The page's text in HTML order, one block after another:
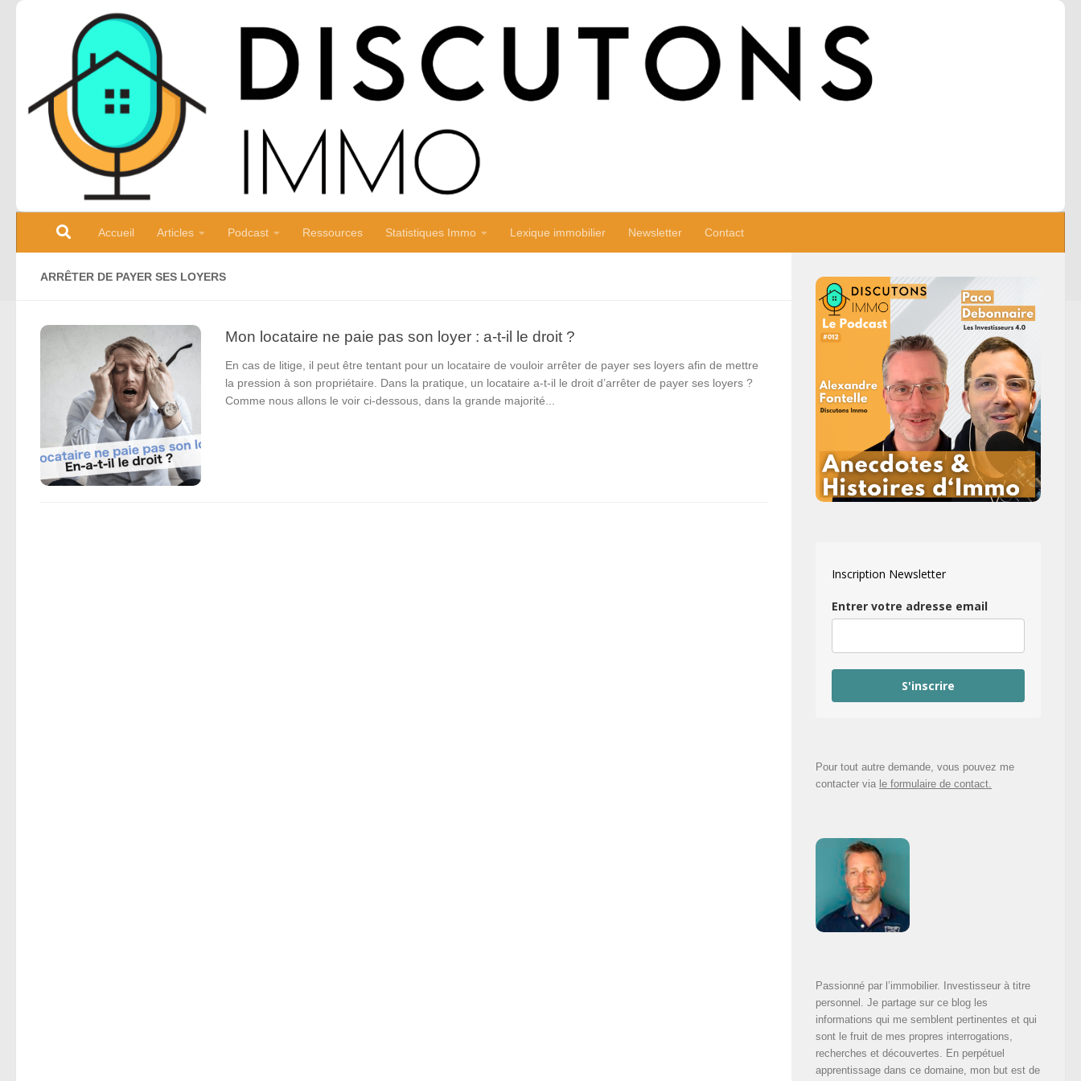
Skip to content
Accueil Articles Podcast Ressources Statistiques Immo Lexique immobilier Newsletter Contact
ARRÊTER DE PAYER SES LOYERS
Mon locataire ne paie pas son loyer : a-t-il le droit ?
En cas de litige, il peut être tentant pour un locataire de vouloir arrêter de payer ses loyers afin de mettre
la pression à son propriétaire. Dans la pratique, un locataire a-t-il le droit d’arrêter de payer ses loyers ?
Comme nous allons le voir ci-dessous, dans la grande majorité...
Inscription Newsletter
Entrer votre adresse email
S'inscrire
Pour tout autre demande, vous pouvez me
contacter via le formulaire de contact.
Passionné par l’immobilier. Investisseur à titre
personnel. Je partage sur ce blog les
informations qui me semblent pertinentes et qui
sont le fruit de mes propres interrogations,
recherches et découvertes. En perpétuel
apprentissage dans ce domaine, mon but est de